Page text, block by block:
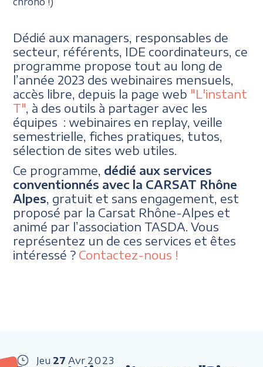
Dédié aux managers, responsables de
secteur, référents, IDE coordinateurs, ce
programme propose tout au long de
l’année 2023 des webinaires mensuels,
accès libre, depuis la page web "L'instant
T" , à des outils à partager avec les
équipes : webinaires en replay, veille
semestrielle, fiches pratiques, tutos,
sélection de sites web utiles.
Ce programme, dédié aux services
conventionnés avec la CARSAT Rhône
Alpes , gratuit et sans engagement, est
proposé par la Carsat Rhône-Alpes et
animé par l’association TASDA. Vous
représentez un de ces services et êtes
intéressé ? Contactez-nous !
Jeu 27 Avr 2023